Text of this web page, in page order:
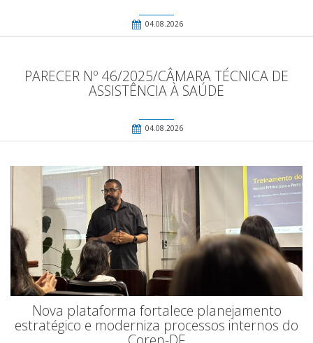
04.08.2026
PARECER Nº 46/2025/CÂMARA TÉCNICA DE
ASSISTÊNCIA À SAÚDE
04.08.2026
Nova plataforma fortalece planejamento
estratégico e moderniza processos internos do